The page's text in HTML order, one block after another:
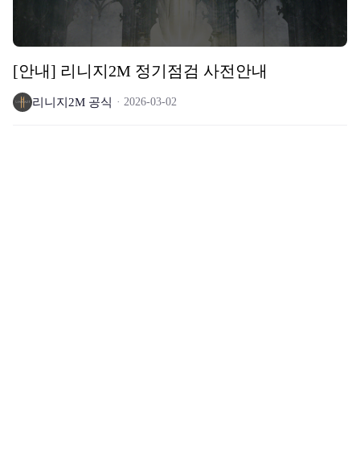
[안내] 리니지2M 정기점검 사전안내
리니지2M 공식 2026-03-02